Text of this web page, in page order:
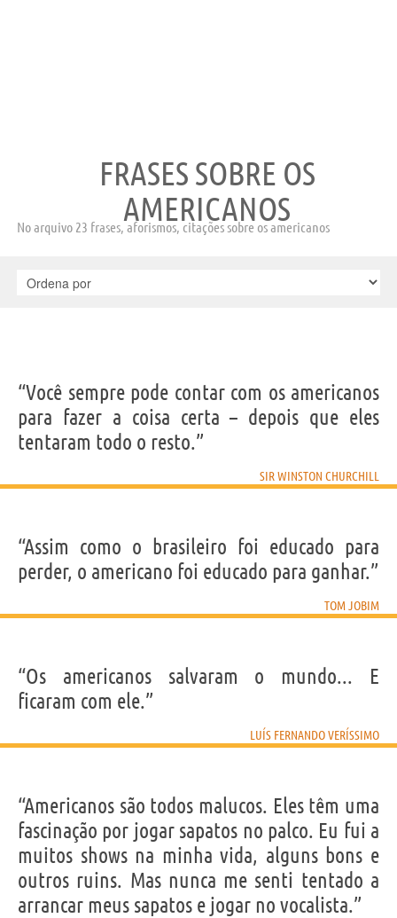
FRASES SOBRE OS
AMERICANOS
No arquivo 23 frases, aforismos, citações sobre os americanos
“Você sempre pode contar com os americanos
para fazer a coisa certa – depois que eles
tentaram todo o resto.”
SIR WINSTON CHURCHILL
“Assim como o brasileiro foi educado para
perder, o americano foi educado para ganhar.”
TOM JOBIM
“Os americanos salvaram o mundo... E
ficaram com ele.”
LUÍS FERNANDO VERÍSSIMO
“Americanos são todos malucos. Eles têm uma
fascinação por jogar sapatos no palco. Eu fui a
muitos shows na minha vida, alguns bons e
outros ruins. Mas nunca me senti tentado a
arrancar meus sapatos e jogar no vocalista.”